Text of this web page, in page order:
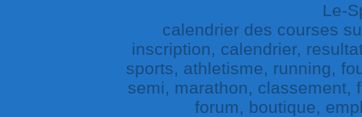
Le-
calendrier des courses
inscription, calendrier,
sports, athletisme, running,
semi, marathon, classement,
forum, boutique,